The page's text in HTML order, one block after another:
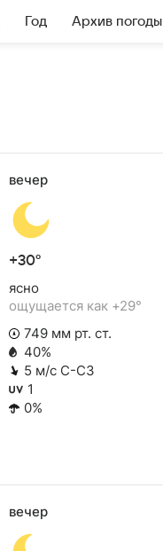
Год Архив погоды
вечер
+30°
ясно
ощущается как +29°
749 мм рт. ст.
40%
5 м/с С-СЗ
1
0%
вечер